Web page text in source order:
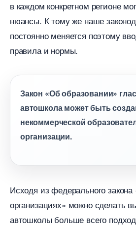
каждом конкретном регионе
нюансы. К тому же наше
постоянно меняется поэтому
правила и нормы.
Закон «Об образовании»
автошкола может быть
некоммерческой
организации.
Исходя из федерального
организациях» можно сделать
автошколы больше всего